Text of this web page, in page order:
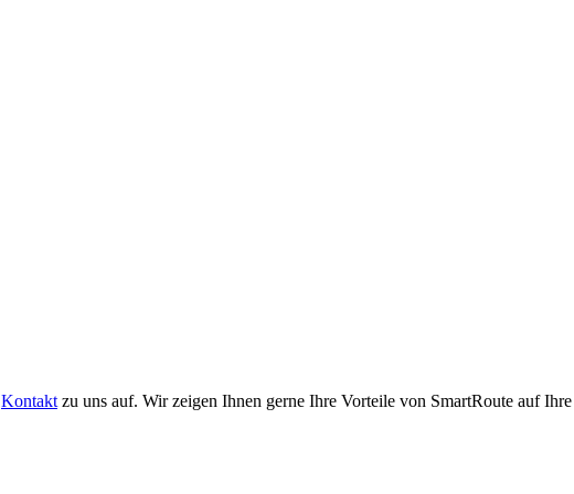
Kontaktzu uns auf. Wir zeigen Ihnen gerne Ihre Vorteile von SmartRoute auf